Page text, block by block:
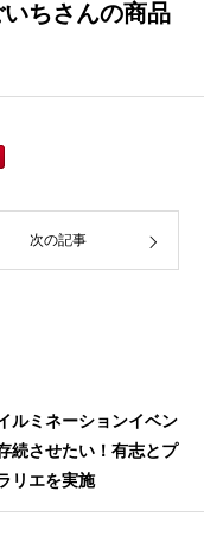
ちさんの商品
次の記事
ルミネーションイベン
続させたい！有志とプ
リエを実施